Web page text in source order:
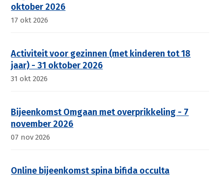
oktober 2026
17 okt 2026
Activiteit voor gezinnen (met kinderen tot 18
jaar) - 31 oktober 2026
31 okt 2026
Bijeenkomst Omgaan met overprikkeling - 7
november 2026
07 nov 2026
Online bijeenkomst spina bifida occulta